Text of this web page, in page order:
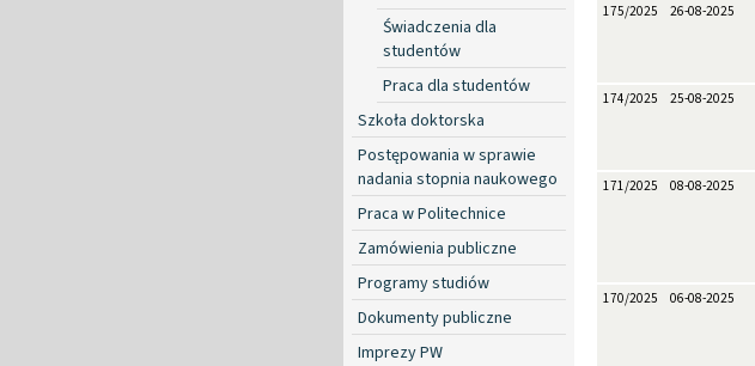
Świadczenia dla
studentów
Praca dla studentów
Szkoła doktorska
Postępowania w sprawie
nadania stopnia naukowego
Praca w Politechnice
Zamówienia publiczne
Programy studiów
Dokumenty publiczne
Imprezy PW
175/2025 26-08-2025
174/2025 25-08-2025
171/2025 08-08-2025
170/2025 06-08-2025